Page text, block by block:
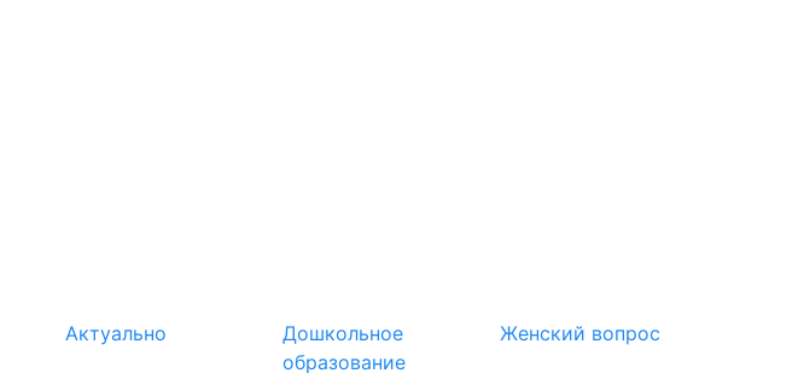
Актуально
Дошкольное
образование
Женский вопрос